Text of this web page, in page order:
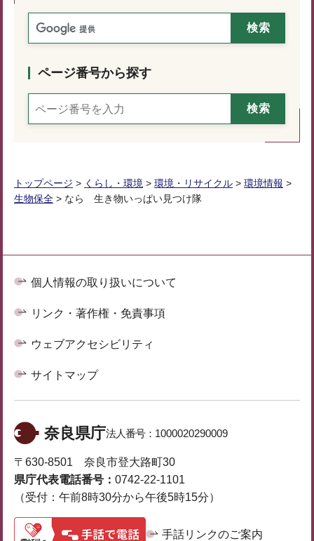
ページ番号から探す
トップページ > くらし・環境 > 環境・リサイクル > 環境情報 >
生物保全 > なら 生き物いっぱい見つけ隊
個人情報の取り扱いについて
リンク・著作権・免責事項
ウェブアクセシビリティ
サイトマップ
奈良県庁法人番号： 1000020290009
〒630-8501 奈良市登大路町30
県庁代表電話番号： 0742-22-1101
（受付：午前8時30分から午後5時15分）
手話リンクのご案内